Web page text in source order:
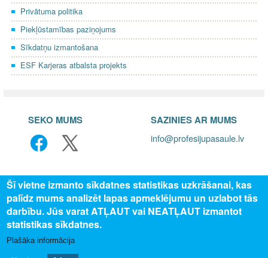
Privātuma politika
Piekļūstamības paziņojums
Sīkdatņu izmantošana
ESF Karjeras atbalsta projekts
SEKO MUMS SAZINIES AR MUMS
info@profesijupasaule.lv
© 2025 Valsts izglītības attīstības aģentūra, publicētā satura visas
Šī vietne izmanto sīkdatnes statistikas uzkrāšanai, kas
palīdz mums analizēt lapas apmeklējumu un uzlabot tās
darbību. Jūs varat ATĻAUT vai NEATĻAUT izmantot
statistikas sīkdatnes.
Plašāka informācija